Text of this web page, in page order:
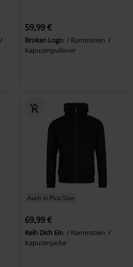
59,99 €
Broken Logo
Rammstein
Kapuzenpullover
Auch in Plus Size
69,99 €
Reih Dich Ein
Rammstein
Kapuzenjacke